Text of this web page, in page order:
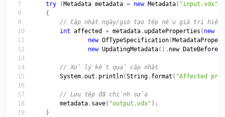
try ( Metadata metadata = new Metadata( "input.vdx"
int affected = metadata . updateProperties ( new
new OfTypeSpecification(
new UpdatingMetadata(). new
System .out . println(String . format ( "Affected
metadata . save( "output.vdx"